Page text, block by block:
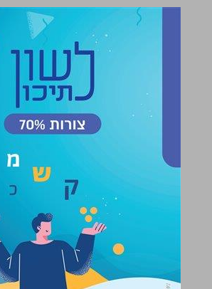
לשון לתיכון : תחום העמקה צורות - 70% ... 0